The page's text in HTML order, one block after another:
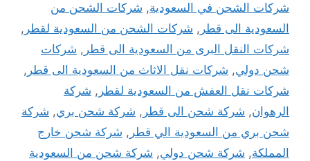
شركات الشحن في السعودية, شركات الشحن من
السعودية الى قطر , شركات الشحن من السعودية لقطر ,
شركات النقل البرى من السعودية الى قطر , شركات
شحن دولي, شركات نقل الاثاث من السعودية الى قطر ,
شركات نقل العفش من السعودية لقطر , شركة
الرهوان, شركة شحن الى قطر , شركة شحن بري, شركة
شحن بري من السعودية الي قطر , شركة شحن خارج
المملكة, شركة شحن دولي, شركة شحن من السعودية